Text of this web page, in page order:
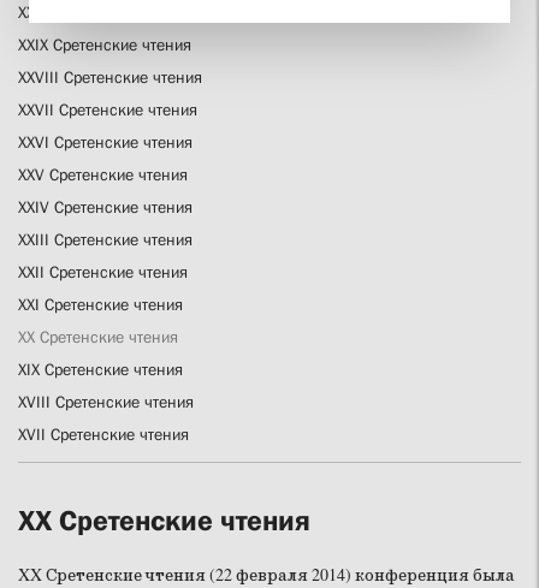
XXX Сретенские чтения
XXIX Сретенские чтения
XXVIII Сретенские чтения
XXVII Сретенские чтения
XXVI Сретенские чтения
XXV Сретенские чтения
XXIV Сретенские чтения
XXIII Сретенские чтения
XXII Сретенские чтения
XXI Сретенские чтения
XX Сретенские чтения
XIX Сретенские чтения
XVIII Сретенские чтения
XVII Сретенские чтения
XX Сретенские чтения
XX Сретенские чтения (22 февраля 2014) конференция была